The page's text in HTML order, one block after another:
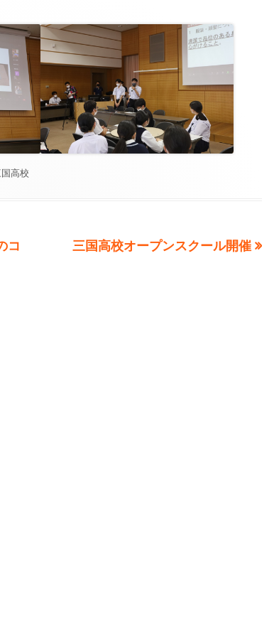
高校
コ
次
三国高校オープンスクール開催